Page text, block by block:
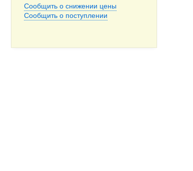
Сообщить о снижении цены
Сообщить о поступлении